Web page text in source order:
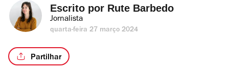
Escrito por Rute Barbedo
Jornalista
quarta-feira 27 março 2024
Partilhar